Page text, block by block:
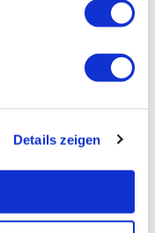
Details zeigen